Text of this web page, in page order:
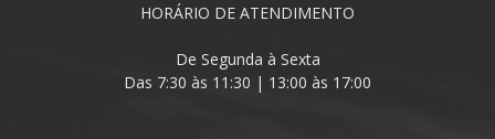
HORÁRIO DE ATENDIMENTO
De Segunda à Sexta
Das 7:30 às 11:30 | 13:00 às 17:00